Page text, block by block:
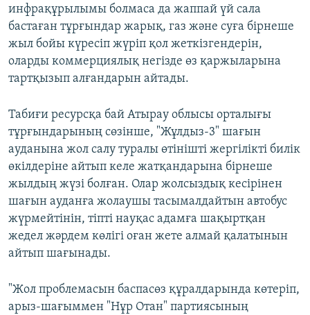
инфрақұрылымы болмаса да жаппай үй сала
бастаған тұрғындар жарық, газ және суға бірнеше
жыл бойы күресіп жүріп қол жеткізгендерін,
оларды коммерциялық негізде өз қаржыларына
тартқызып алғандарын айтады.
Табиғи ресурсқа бай Атырау облысы орталығы
тұрғындарының сөзінше, "Жұлдыз-3" шағын
ауданына жол салу туралы өтінішті жергілікті билік
өкілдеріне айтып келе жатқандарына бірнеше
жылдың жүзі болған. Олар жолсыздық кесірінен
шағын ауданға жолаушы тасымалдайтын автобус
жүрмейтінін, тіпті науқас адамға шақыртқан
жедел жәрдем көлігі оған жете алмай қалатынын
айтып шағынады.
"Жол проблемасын баспасөз құралдарында көтеріп,
арыз-шағыммен "Нұр Отан" партиясының